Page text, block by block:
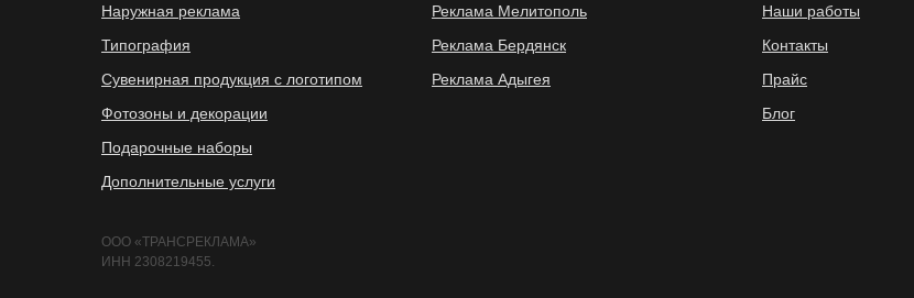
Наружная реклама
Типография
Сувенирная продукция с логотипом
Фотозоны и декорации
Подарочные наборы
Дополнительные услуги
Реклама Мелитополь
Реклама Бердянск
Реклама Адыгея
Наши работы
Контакты
Прайс
Блог
ООО «ТРАНСРЕКЛАМА»
ИНН 2308219455.